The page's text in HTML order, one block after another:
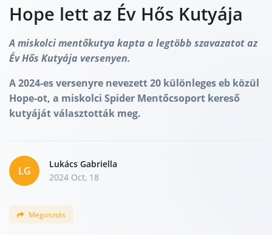
Hope lett az Év Hős Kutyája
A miskolci mentőkutya kapta a legtöbb szavazatot az
Év Hős Kutyája versenyen.
A 2024-es versenyre nevezett 20 különleges eb közül
Hope-ot, a miskolci Spider Mentőcsoport kereső
kutyáját választották meg.
LG
Lukács Gabriella
2024 Oct, 18
Megosztás